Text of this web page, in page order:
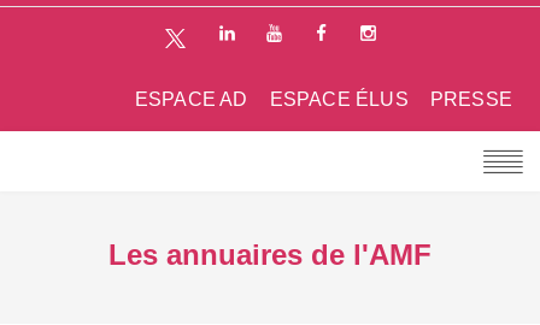
PRESSE
ESPACE ÉLUS
ESPACE AD
Les annuaires de l'AMF